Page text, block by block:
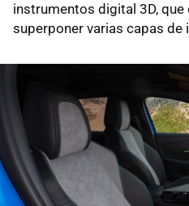
instrumentos digital 3D, que
superponer varias capas de